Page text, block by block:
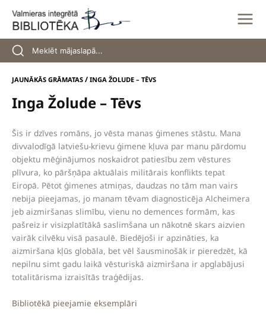
content
JAUNĀKĀS GRĀMATAS / INGA ŽOLUDE – TĒVS
Inga Žolude – Tēvs
Šis ir dzīves romāns, jo vēsta manas ģimenes stāstu. Mana
divvalodīgā latviešu-krievu ģimene kļuva par manu pārdomu
objektu mēģinājumos noskaidrot patiesību zem vēstures
plīvura, ko pāršņāpa aktuālais militārais konflikts tepat
Eiropā. Pētot ģimenes atmiņas, daudzas no tām man vairs
nebija pieejamas, jo manam tēvam diagnosticēja Alcheimera
jeb aizmiršanas slimību, vienu no demences formām, kas
pašreiz ir visizplatītākā saslimšana un nākotnē skars aizvien
vairāk cilvēku visā pasaulē. Biedējoši ir apzināties, ka
aizmiršana kļūs globāla, bet vēl šausminošāk ir pieredzēt, kā
nepilnu simt gadu laikā vēsturiskā aizmiršana ir apglabājusi
totalitārisma izraisītās traģēdijas.
Bibliotēkā pieejamie eksemplāri